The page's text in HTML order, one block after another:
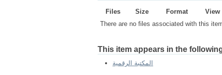
Files Size Format
View
There are no files associated with this
This item appears in the
المكتبة الرقمية